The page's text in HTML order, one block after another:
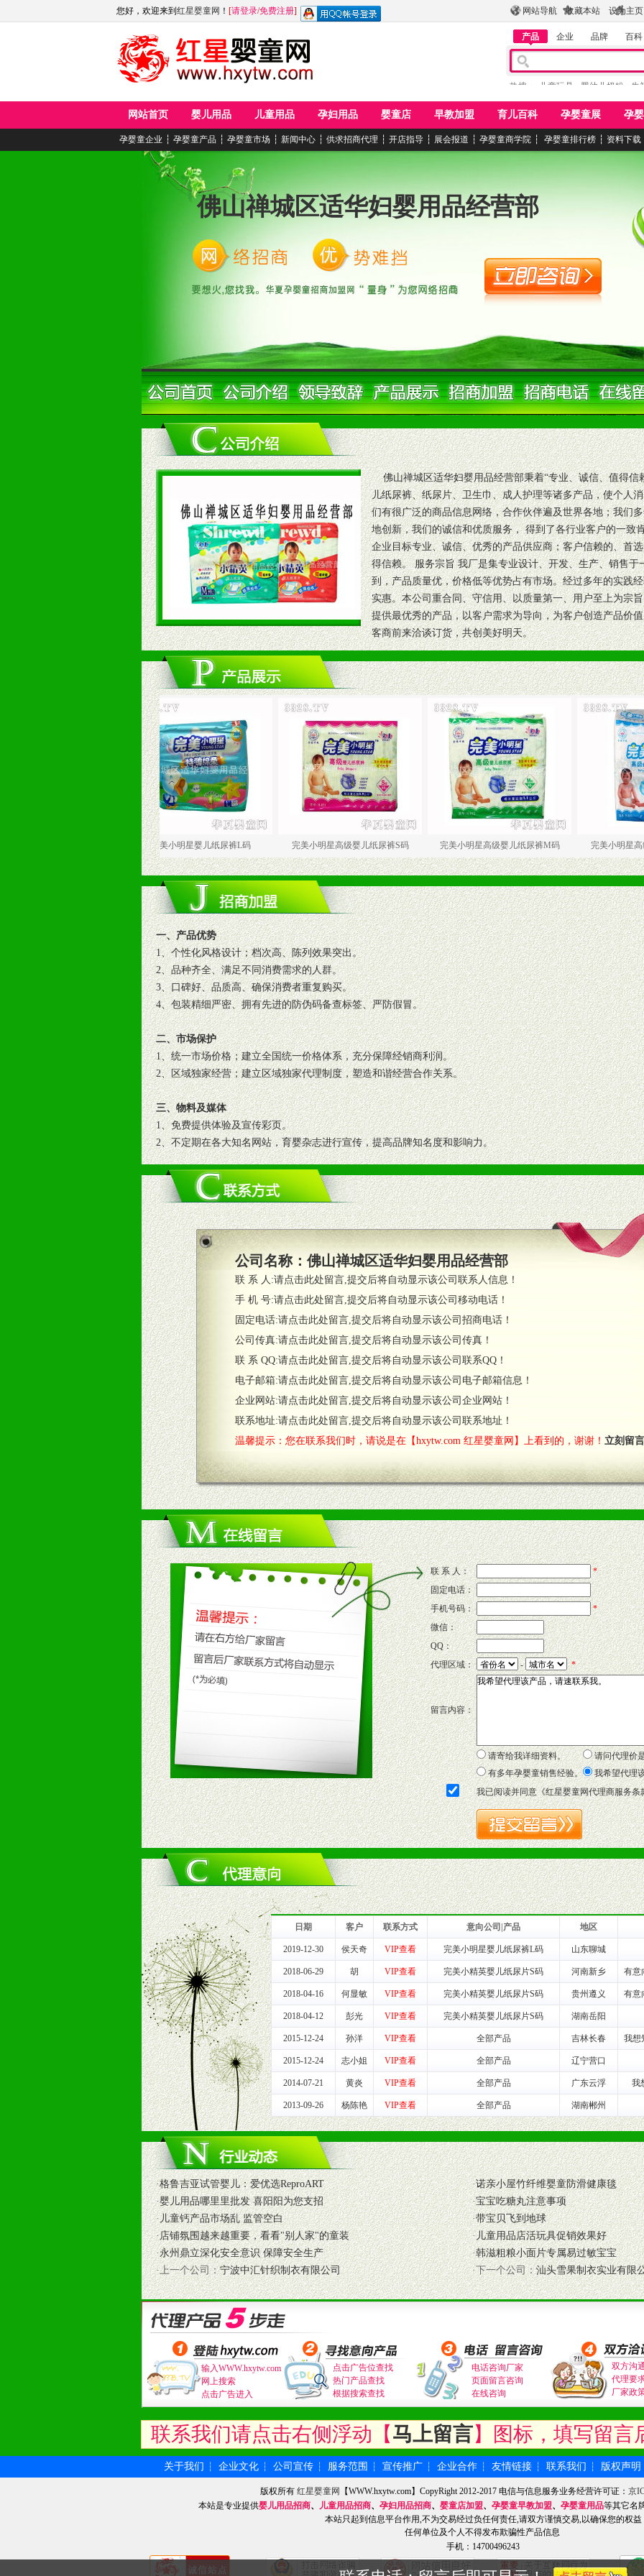
网站导航 收藏本站 设为主页
您好，欢迎来到 红星婴童网 ！ [请登录/免费注册]
产品 企业 品牌 百科
热搜： 儿童玩具 婴幼儿奶粉 牛
网站首页 婴儿用品 儿童用品 孕妇用品 婴童店 早教加盟 育儿百科 孕婴童展 孕
孕婴童企业 ┆ 孕婴童产品 ┆ 孕婴童市场 ┆ 新闻中心 ┆ 供求招商代理 ┆ 开店指导 ┆ 展会报道 ┆ 孕婴童商学院 ┆ 孕婴童排行榜 ┆ 资料下载
佛山禅城区适华妇婴用品经营部
佛山禅城区适华妇婴用品经营部秉着“专业、诚信、值得信
儿纸尿裤、纸尿片、卫生巾、成人护理等诸多产品，使个人
们有很广泛的商品信息网络，合作伙伴遍及世界各地；我们
地创新，我们的诚信和优质服务， 得到了各行业客户的一致
企业目标专业、诚信、优秀的产品供应商；客户信赖的、首
得信赖。 服务宗旨 我厂是集专业设计、开发、生产、销售
到，产品质量优，价格低等优势占有市场。经过多年的实践
实惠。本公司重合同、守信用、以质量第一、用户至上为宗
提供最优秀的产品，以客户需求为导向，为客户创造产品价
客商前来洽谈订货，共创美好明天。
完美小明星婴儿纸尿裤L码 完美小明星高级婴儿纸尿裤S码 完美小明星高级婴儿纸尿裤M码 完美小明星高级婴儿纸
一、产品优势
1、个性化风格设计；档次高、陈列效果突出。
2、品种齐全、满足不同消费需求的人群。
3、口碑好、品质高、确保消费者重复购买。
4、包装精细严密、拥有先进的防伪码备查标签、严防假冒。
二、市场保护
1、统一市场价格；建立全国统一价格体系，充分保障经销商利润。
2、区域独家经营；建立区域独家代理制度，塑造和谐经营合作关系。
三、物料及媒体
1、免费提供体验及宣传彩页。
2、不定期在各大知名网站，育婴杂志进行宣传，提高品牌知名度和影响力。
3、根据地方实际情况提供销售喷绘画、促销架等销售道具。
四、市场操作及支持
1、根据区域市场协助制定具体营销策略。
2、根据具体情况公司给予必要市场支持。
3、根据市场需要，派驻区域销售人员全程跟踪服务，以确保产品顺利销售。
4、根据市场情况公司给予专职或兼职的业务代表及终端导购支持。
五、退换货制度
1、给予前期市场操作一定比例退换货政策。
2、对于临期，滞销品给予一定比例调换政策。
六、服务优势
1、完善的信息服务咨询中心：本着对代理商负责的态度，我们将及时回复您的疑问。
2、售后服务：突发性产品问题或消费者意见反馈，我们予以及时受理记录并合理妥善解决。
3、我们时刻整理各区销售情况，帮您诊断、分析市场，及时收编销售效果显着的案例，与您共商启动市场。
七、招商代理（全国各地）
1、认同我们的经营理念。
2、具备较好商业信誉和资金实力。
3、具备区域内良好的终端网点和销售渠道。
4、具备一定业务团队能力覆盖区域的流通渠道，孕婴童渠道，医药渠道并为之提供配送服务。
5、具备较强的市场操作意识，投入意识和配合意识。
八、品牌产品
1、不断提升品牌的知名度，美誉度。
2、不断开创新产品不断满足消费者的新需求及适应市场变化。
九、加盟优势
1、广告企划支持：产品手册、POP宣传画、三折页及宣传礼品全面配赠，免费提供软硬性平面广告、电台广
场武器。
2、市场保护支持：供优质产品，全套合法经营手续，采取统一底价供货、严格保证区域市场独占，杜绝串货
3、对代理商、经销商提供公司资执证明复印件，财务以帐单，税务发票，产品质量报告检测单，产品批号；
4、营销技术支持：因地制宜，采取方案，专家顾问团提供专柜、社区、HS、名人营销等各种模式市场实战操
5、返利奖励支持：累计进货奖励，年终完成任务返利。
6、售后服务支持：营销全程跟踪服务，提供企划、咨询、培训等企业售后服务。
7、退换货支持：诚信为本的退换货保障制度，使经销商市场操作全程无忧。
十、代理条件
1、拥有婴幼儿产品经销网络，营养品或保健食品相关渠道者。
2、认同公司产品及经营理念，有良好的商业道德，良好的商誉，良好的市场网络的公司及销售自然人。
3、严格按照统一最低渠道价格，统一最低零售价销售，保证良性的价格体系，保证均衡的利润体系。
4、具有一定的资金实力，良好的商业信誉，具备地理区位优势。
5、为维护区域经销商利益，不得窜货。
十一、公司支持
1、免费人员培训支持
由销售明星、业务拓展能手、专业营养师、儿童营养专家为客户提供包括销售、营养、售后服务等各项专业培
2、终端宣传品支持
提供全国统一的产品手册、妈妈手册、VI手册、专柜、POP终端宣传物料、多样化的促销物品、礼品等。
3、大型促销活动支持
根据市场开发需要，为代理商、经销商提供活动策划，物料支持、人员支持等。媒体宣传支持
专业的孕婴童媒体、杂志、直销目录等全国性投放，扩大产品体宣传支持
专业的孕婴童媒体、杂志、直销目录等全国性投放，扩大产品宣传，提高产品美誉度。
4、专业完善的售后服务支持
5、确保经销商相应区域内的独家垄断性经营权益。
6、实施经营管理支持，根据经销商销售情况派人员驻地指导。
7、严格控制价格的波动，并给予相应的政策，充分保证经销产品丰厚的利润空间和市场经营的高额回报。
8、提供合理的退换货保障制度，保证经销商合作零风险。
9、及时有力的推出各种终端促销活动来帮助经销商启动和拉动市场销售，提供终端物料及宣传促销用品的支
拉宝、海报、试用装等）
10、提供信息支持，使经销商商融入公司经营中，充分了解来自公司的行销计划，产品的发展，以及行业市场
11、提供方便、快捷、灵活、安全、高效和准确的后勤配送物。
12、不断寻求国际前缘产品，完善母婴、儿童产品品类，为中国妈妈、宝宝提供完善的营养健康产品和宣传
和终端客户提供更好的支持和服务。
十二、加盟方法
1、通过电话、邮件、网上留言等方式与我公司相关负责人取得联系。
2、与我公司相关人员取得联系之后需详细阅读公司有关制度以及合作加盟流程。
3、加盟者也可到我公司实地考察，合作洽谈。
公司名称：佛山禅城区适华妇婴用品经营部
联 系 人:请点击此处留言,提交后将自动显示该公司联系人信息！
手 机 号:请点击此处留言,提交后将自动显示该公司移动电话！
固定电话:请点击此处留言,提交后将自动显示该公司招商电话！
公司传真:请点击此处留言,提交后将自动显示该公司传真！
联 系 QQ:请点击此处留言,提交后将自动显示该公司联系QQ！
电子邮箱:请点击此处留言,提交后将自动显示该公司电子邮箱信息！
企业网站:请点击此处留言,提交后将自动显示该公司企业网站！
联系地址:请点击此处留言,提交后将自动显示该公司联系地址！
温馨提示：您在联系我们时，请说是在【hxytw.com 红星婴童网】上看到的，谢谢！ 立刻留言
联 系 人：
*
固定电话：
手机号码：
*
微信：
QQ：
代理区域：
- *
留言内容：
请寄给我详细资料。
请问代理价
有多年孕婴童销售经验。
我希望代理
我已阅读并同意《红星婴童网代理商服务条
日期 客户 联系方式 意向公司|产品 地区
2019-12-30 侯天奇 VIP查看 完美小明星婴儿纸尿裤L码 山东聊城
2018-06-29 胡 VIP查看 完美小精英婴儿纸尿片S码 河南新乡 有意
2018-04-16 何显敏 VIP查看 完美小精英婴儿纸尿片S码 贵州遵义 有意
2018-04-12 彭光 VIP查看 完美小精英婴儿纸尿片S码 湖南岳阳
2015-12-24 孙洋 VIP查看 全部产品 吉林长春 我想
2015-12-24 志小姐 VIP查看 全部产品 辽宁营口
2014-07-21 黄炎 VIP查看 全部产品 广东云浮 我
2013-09-26 杨陈艳 VIP查看 全部产品 湖南郴州
·格鲁吉亚试管婴儿：爱优选ReproART ·诺亲小屋竹纤维婴童防滑健康毯
·婴儿用品哪里里批发 喜阳阳为您支招 ·宝宝吃糖丸注意事项
·儿童钙产品市场乱 监管空白 ·带宝贝飞到地球
·店铺氛围越来越重要，看看"别人家"的童装 ·儿童用品店活玩具促销效果好
·永州鼎立深化安全意识 保障安全生产 ·韩滋粗粮小面片专属易过敏宝宝
·上一个公司：宁波中汇针织制衣有限公司 ·下一个公司：汕头雪果制衣实业有限
输入WWW.hxytw.com
网上搜索
点击广告进入
点击广告位查找
热门产品查找
根据搜索查找
电话咨询厂家
页面留言咨询
在线咨询
双方沟
代理要
厂家政
联系我们请点击右侧浮动【马上留言】图标，填写留言
关于我们 ┆ 企业文化 ┆ 公司宣传 ┆ 服务范围 ┆ 宣传推广 ┆ 企业合作 ┆ 友情链接 ┆ 联系我们 ┆ 版权声明
版权所有 红星婴童网 【WWW.hxytw.com】CopyRight 2012-2017 电信与信息服务业务经营许可证： 京
本站是专业提供婴儿用品招商、 儿童用品招商、 孕妇用品招商、 婴童店加盟、 孕婴童早教加盟、 孕婴童用品等其它名
本站只起到信息平台作用,不为交易经过负任何责任,请双方谨慎交易,以确保您的权益
任何单位及个人不得发布欺骗性产品信息
手机：14700496243